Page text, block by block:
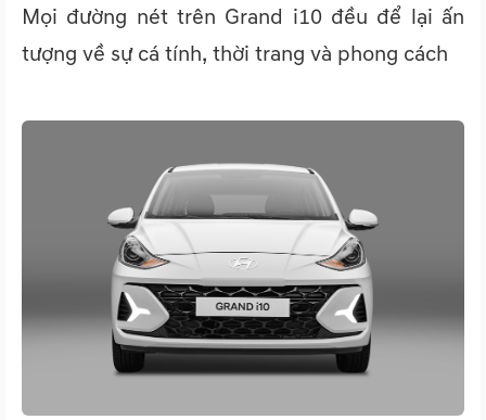
Mọi đường nét trên Grand i10 đều để lại ấn
tượng về sự cá tính, thời trang và phong cách